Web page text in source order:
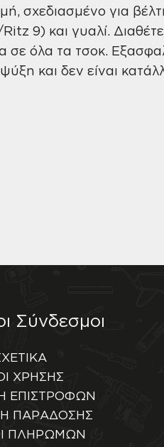
σχεδιασμένο για
9) και γυαλί.
σε όλα τα τσοκ.
και δεν είναι
Σύνδεσμοι
ΧΡΗΣΗΣ
ΕΠΙΣΤΡΟΦΩΝ
ΠΑΡΑΔΟΣΗΣ
ΠΛΗΡΩΜΩΝ